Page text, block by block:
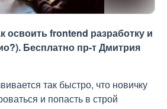
освоить frontend разработку и
Бесплатно пр-т Дмитрия
так быстро, что новичку
и попасть в строй